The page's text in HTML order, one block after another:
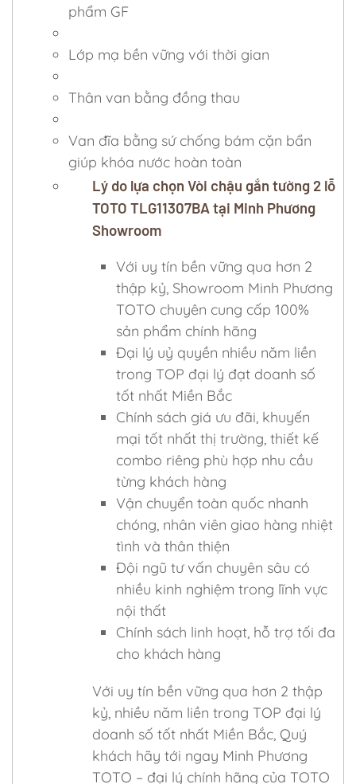
phẩm GF
Lớp mạ bền vững với thời gian
Thân van bằng đồng thau
Van đĩa bằng sứ chống bám cặn bẩn
giúp khóa nước hoàn toàn
Lý do lựa chọn Vòi chậu gắn tường 2 lỗ
TOTO TLG11307BA tại Minh Phương
Showroom
Với uy tín bền vững qua hơn 2
thập kỷ, Showroom Minh Phương
TOTO chuyên cung cấp 100%
sản phẩm chính hãng
Đại lý uỷ quyền nhiều năm liền
trong TOP đại lý đạt doanh số
tốt nhất Miền Bắc
Chính sách giá ưu đãi, khuyến
mại tốt nhất thị trường, thiết kế
combo riêng phù hợp nhu cầu
từng khách hàng
Vận chuyển toàn quốc nhanh
chóng, nhân viên giao hàng nhiệt
tình và thân thiện
Đội ngũ tư vấn chuyên sâu có
nhiều kinh nghiệm trong lĩnh vực
nội thất
Chính sách linh hoạt, hỗ trợ tối đa
cho khách hàng
Với uy tín bền vững qua hơn 2 thập
kỷ, nhiều năm liền trong TOP đại lý
doanh số tốt nhất Miền Bắc, Quý
khách hãy tới ngay Minh Phương
TOTO – đại lý chính hãng của TOTO